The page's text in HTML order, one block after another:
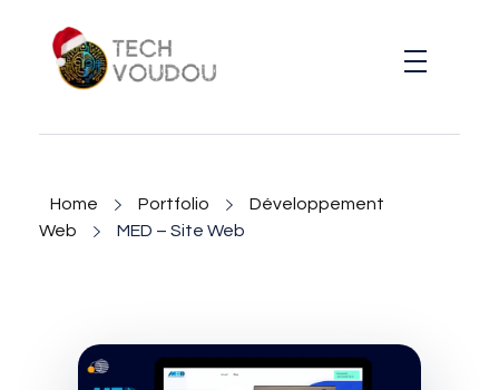
Home Portfolio
Développement
Web
MED – Site Web